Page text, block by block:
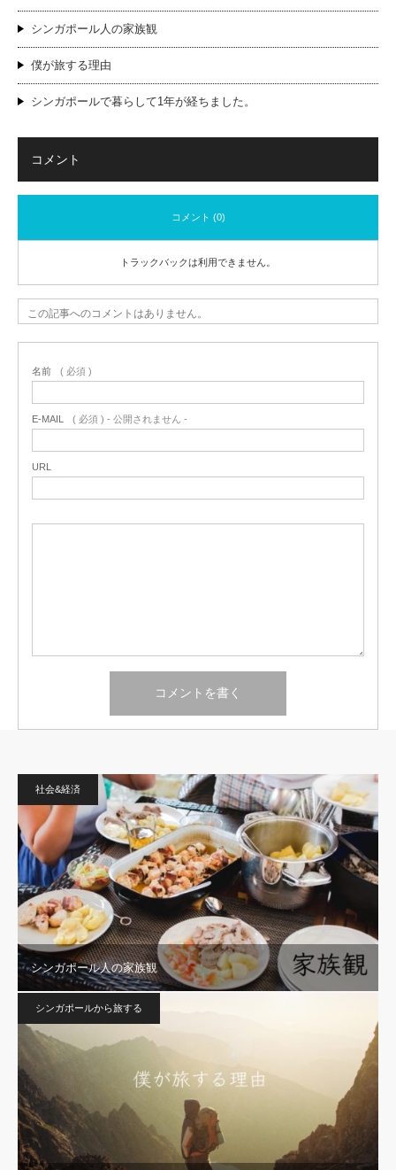
シンガポール人の家族観
僕が旅する理由
シンガポールで暮らして1年が経ちました。
コメント
コメント (0)
トラックバックは利用できません。
この記事へのコメントはありません。
名前 ( 必須 )
E-MAIL ( 必須 ) - 公開されません -
URL
社会&経済
シンガポール人の家族観
シンガポールから旅する